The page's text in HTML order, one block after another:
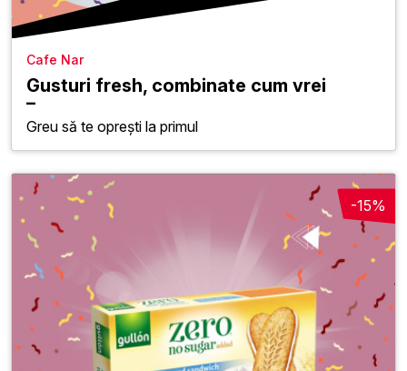
Cafe Nar
Gusturi fresh, combinate cum vrei
Greu să te oprești la primul
-15%